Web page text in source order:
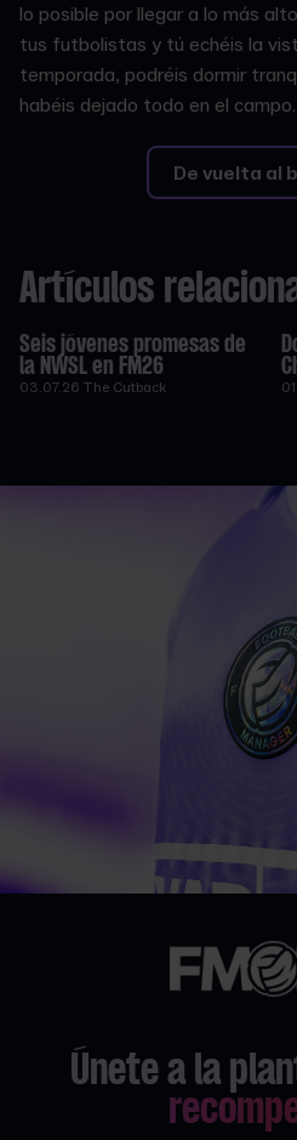
lo posible por llegar a lo más
tus futbolistas y tú echéis la
temporada, podréis dormir
habéis dejado todo en el campo.
De vuelta al
Artículos
Seis jóvenes promesas de
la NWSL en FM26
03.07.26 The Cutback
Únete a la